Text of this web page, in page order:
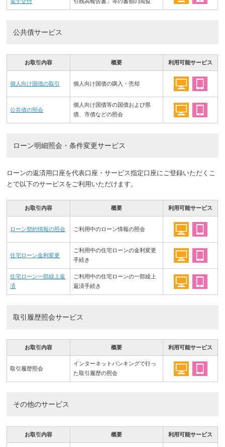
公共債サービス
お取引内容 概要 利用可能サービス
個人向け国債の取引 個人向け国債の購入・売却
公共債の照会
個人向け国債等の国債および県
債、市債などの照会
ローン明細照会・条件変更サービス
ローンの返済用口座を代表口座・サービス指定口座にご登録いただくこ
とで以下のサービスをご利用いただけます。
お取引内容 概要 利用可能サービス
ローン契約情報の照会 ご利用中のローン情報の照会
住宅ローン金利変更
ご利用中の住宅ローンの金利変更
手続き
住宅ローン一部繰上返
済
ご利用中の住宅ローンの一部繰上
返済手続き
取引履歴照会サービス
お取引内容 概要 利用可能サービス
取引履歴照会
インターネットバンキングで行っ
た取引履歴の照会
その他のサービス
お取引内容 概要 利用可能サービス